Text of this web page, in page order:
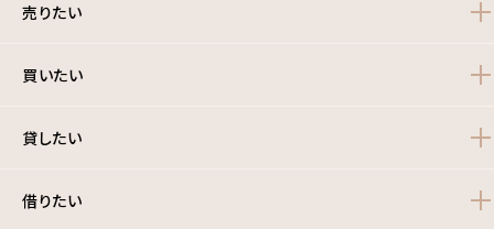
売りたい
買いたい
貸したい
借りたい